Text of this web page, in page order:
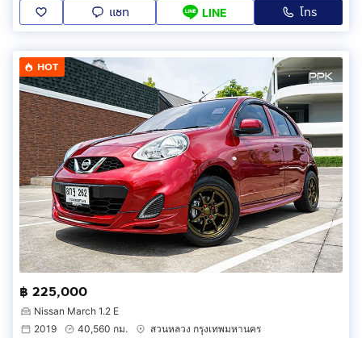
แชท LINE โทร
HOT
฿ 225,000
Nissan March 1.2 E
2019
40,560 กม.
สวนหลวง กรุงเทพมหานคร